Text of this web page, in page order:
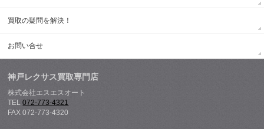
買取の疑問を解決！
お問い合せ
神戸レクサス買取専門店
株式会社エスエスオート
TEL072-773-4321
FAX 072-773-4320